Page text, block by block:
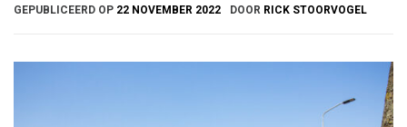
GEPUBLICEERD OP 22 NOVEMBER 2022 DOOR RICK STOORVOGEL